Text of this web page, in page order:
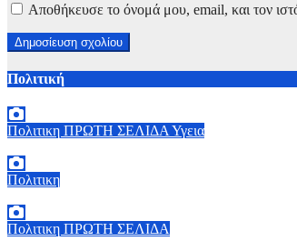
Αποθήκευσε το όνομά μου, email, και τον
Πολιτική
Πολιτικη ΠΡΩΤΗ ΣΕΛΙΔΑ Υγεια
Πολιτικη
Πολιτικη ΠΡΩΤΗ ΣΕΛΙΔΑ